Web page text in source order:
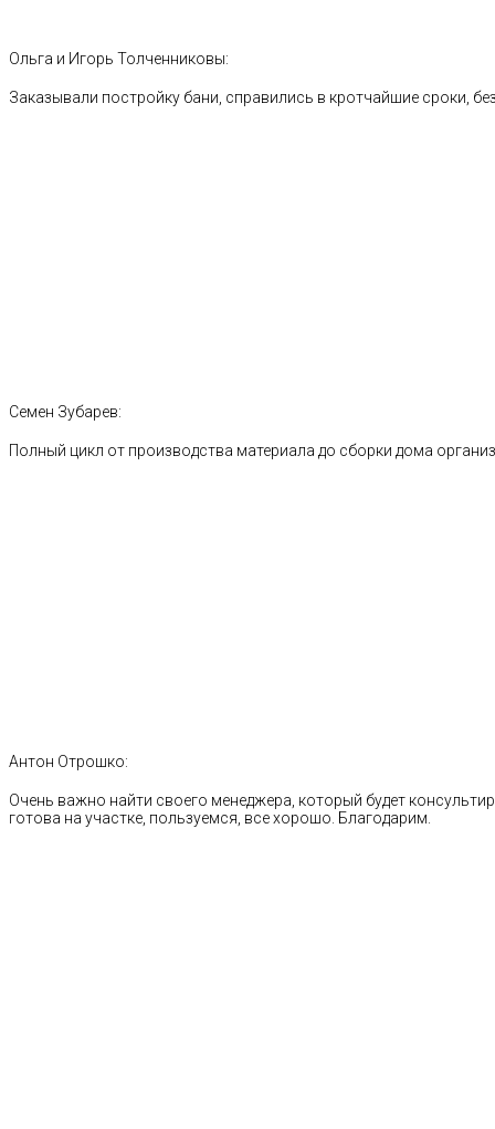
Ольга и Игорь Толченниковы:
Заказывали постройку бани, справились в кротчайшие сроки,
Семен Зубарев:
Полный цикл от производства материала до сборки дома
Антон Отрошко:
Очень важно найти своего менеджера, который будет
готова на участке, пользуемся, все хорошо. Благодарим.